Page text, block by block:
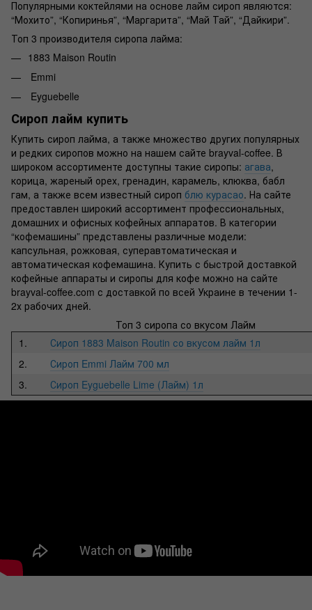
Популярными коктейлями на основе лайм сироп являются:
“Мохито”, “Копиринья”, “Маргарита”, “Май Тай”, “Дайкири”.
Топ 3 производителя сиропа лайма:
1883 Maison Routin
Emmi
Eyguebelle
Сироп лайм купить
Купить сироп лайма, а также множество других популярных
и редких сиропов можно на нашем сайте brayval-coffee. В
широком ассортименте доступны такие сиропы: агава,
корица, жареный орех, гренадин, карамель, клюква, бабл
гам, а также всем известный сироп блю курасао. На сайте
предоставлен широкий ассортимент профессиональных,
домашних и офисных кофейных аппаратов. В категории
“кофемашины” представлены различные модели:
капсульная, рожковая, суперавтоматическая и
автоматическая кофемашина. Купить с быстрой доставкой
кофейные аппараты и сиропы для кофе можно на сайте
brayval-coffee.com с доставкой по всей Украине в течении 1-
2х рабочих дней.
Топ 3 сиропа со вкусом Лайм
1.
Сироп 1883 Maison Routin со вкусом лайм 1л
2.
Сироп Emmi Лайм 700 мл
3.
Сироп Eyguebelle Lime (Лайм) 1л